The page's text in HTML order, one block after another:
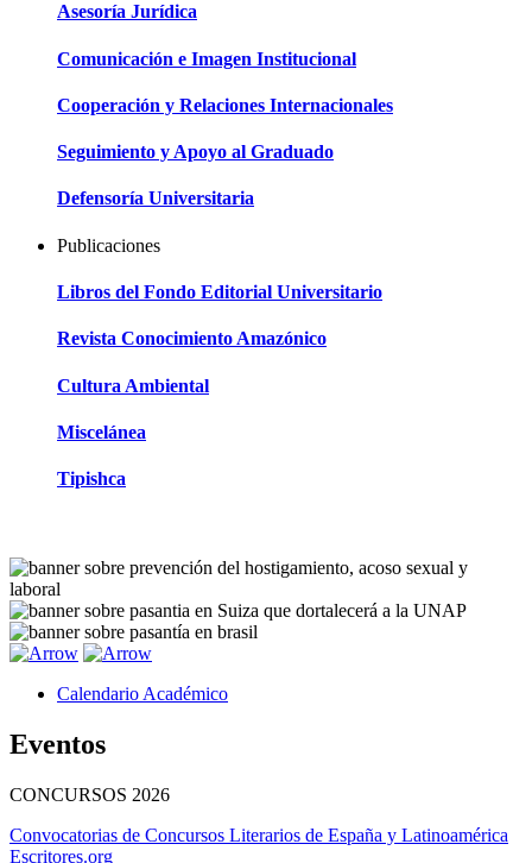
Asesoría Jurídica
Comunicación e Imagen Institucional
Cooperación y Relaciones Internacionales
Seguimiento y Apoyo al Graduado
Defensoría Universitaria
Publicaciones
Libros del Fondo Editorial Universitario
Revista Conocimiento Amazónico
Cultura Ambiental
Miscelánea
Tipishca
Calendario Académico
Eventos
CONCURSOS 2026
Convocatorias de Concursos Literarios de España y Latinoamérica
Escritores.org